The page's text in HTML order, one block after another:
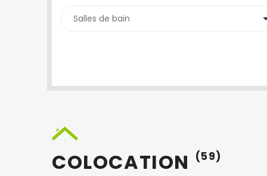
COLOCATION (59)